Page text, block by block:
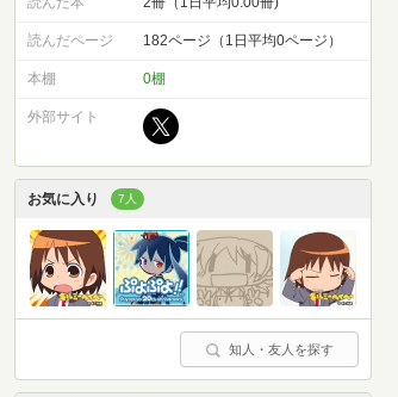
読んだページ 182ページ（1日平均0ページ）
本棚 0棚
外部サイト
お気に入り 7人
知人・友人を探す